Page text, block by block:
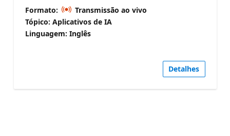
Formato:
Transmissão ao vivo
Tópico: Aplicativos de IA
Linguagem: Inglês
Detalhes